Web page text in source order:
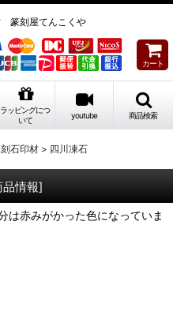
篆刻屋てんこくや
カート
ラッピングにつ
いて
youtube 商品検索
石印材 > 四川凍石
情報]
は赤みがかった色になっていま